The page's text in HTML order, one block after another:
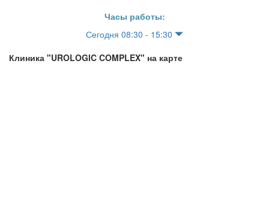
Часы работы:
Сегодня 08:30 - 15:30
Клиника "UROLOGIC COMPLEX" на карте